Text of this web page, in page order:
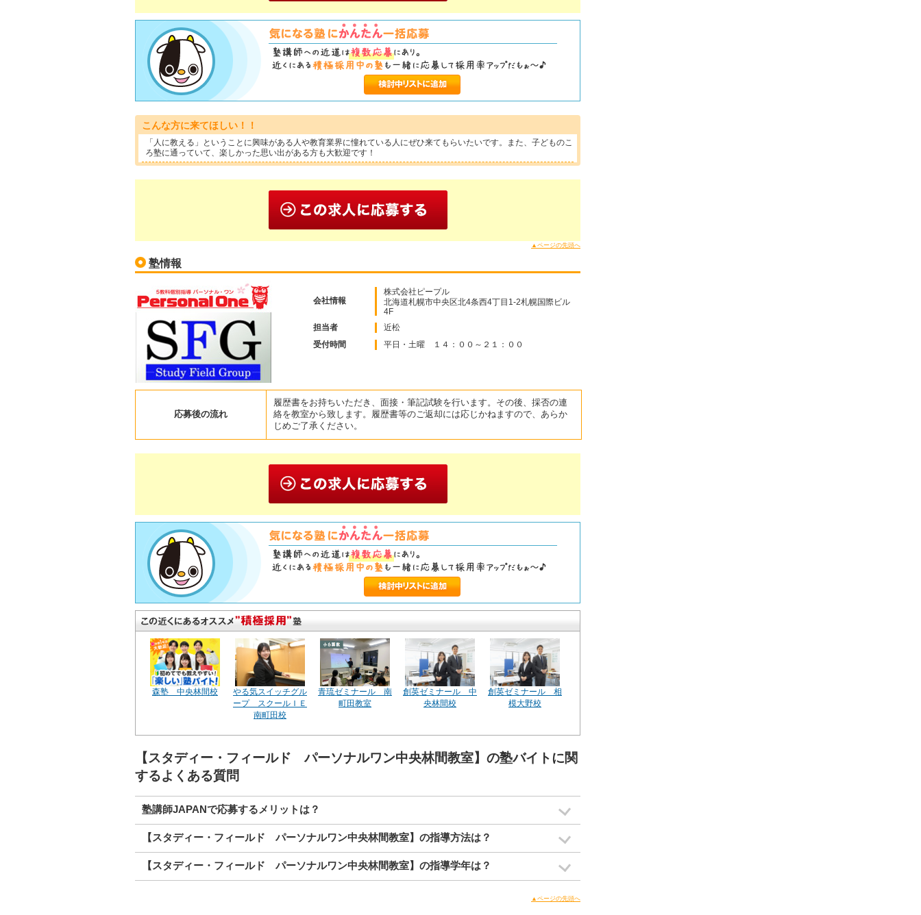
こんな方に来てほしい！！
「人に教える」ということに興味がある人や教育業界に憧れている人にぜひ来てもらいたいです。また、子どものこ
ろ塾に通っていて、楽しかった思い出がある方も大歓迎です！
▲ページの先頭へ
塾情報
会社情報
株式会社ピープル
北海道札幌市中央区北4条西4丁目1-2札幌国際ビル
4F
担当者
近松
受付時間 平日・土曜 １４：００～２１：００
応募後の流れ
履歴書をお持ちいただき、面接・筆記試験を行います。その後、採否の連
絡を教室から致します。履歴書等のご返却には応じかねますので、あらか
じめご了承ください。
森塾 中央林間校
やる気スイッチグル
ープ スクールＩＥ
南町田校
青琉ゼミナール 南
町田教室
創英ゼミナール 中
央林間校
創英ゼミナール 相
模大野校
【スタディー・フィールド パーソナルワン中央林間教室】の塾バイトに関
するよくある質問
塾講師JAPANで応募するメリットは？
【スタディー・フィールド パーソナルワン中央林間教室】の指導方法は？
【スタディー・フィールド パーソナルワン中央林間教室】の指導学年は？
▲ページの先頭へ